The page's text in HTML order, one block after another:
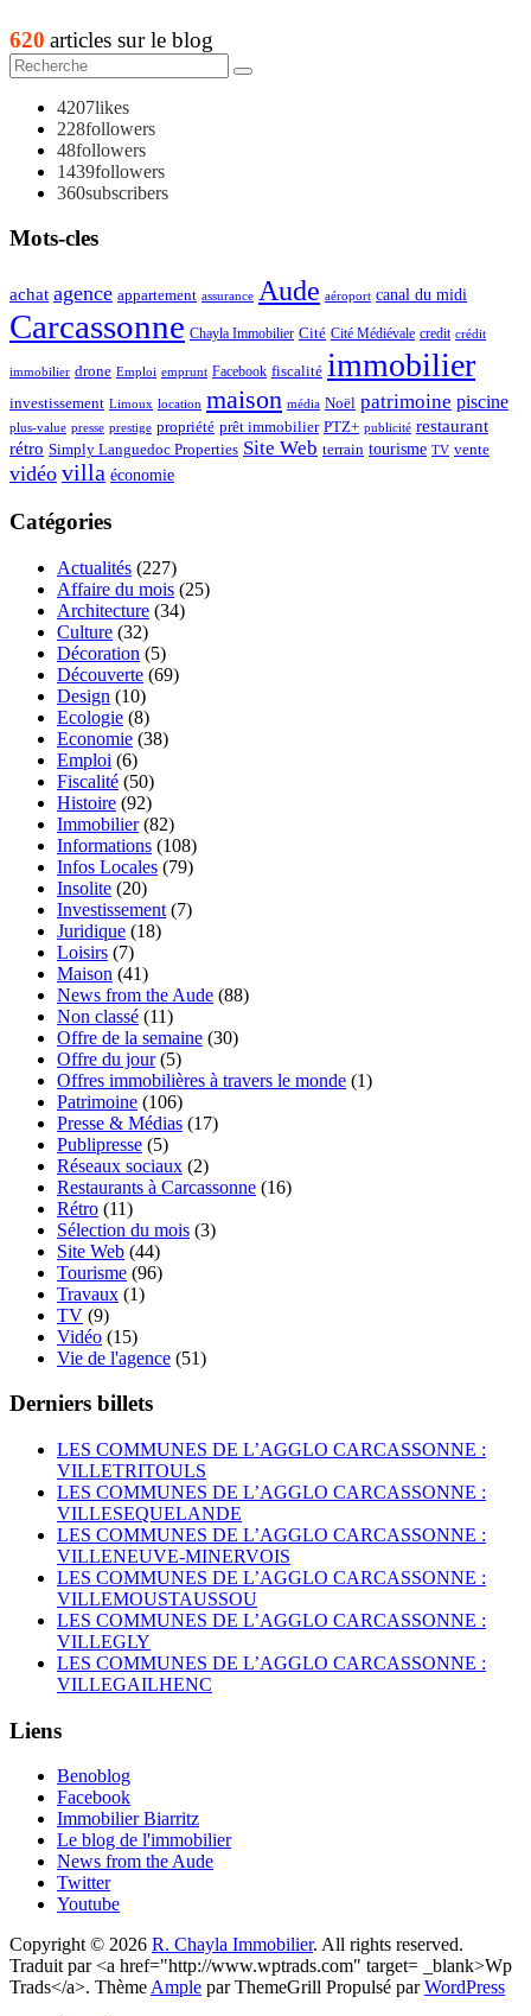
620 articles sur le blog
4207likes
228followers
48followers
1439followers
360subscribers
Mots-cles
achat agence appartement assurance Aude aéroport canal du midi
Carcassonne Chayla Immobilier Cité Cité Médiévale credit crédit
immobilier drone Emploi emprunt Facebook fiscalité immobilier
investissement Limoux location maison média Noël patrimoine piscine
plus-value presse prestige propriété prêt immobilier PTZ+ publicité restaurant
rétro Simply Languedoc Properties Site Web terrain tourisme TV vente
vidéo villa économie
Catégories
Actualités (227)
Affaire du mois (25)
Architecture (34)
Culture (32)
Décoration (5)
Découverte (69)
Design (10)
Ecologie (8)
Economie (38)
Emploi (6)
Fiscalité (50)
Histoire (92)
Immobilier(82)
Informations (108)
Infos Locales (79)
Insolite (20)
Investissement (7)
Juridique (18)
Loisirs (7)
Maison (41)
News from the Aude (88)
Non classé (11)
Offre de la semaine (30)
Offre du jour(5)
Offres immobilières à travers le monde (1)
Patrimoine (106)
Presse & Médias (17)
Publipresse (5)
Réseaux sociaux (2)
Restaurants à Carcassonne (16)
Rétro (11)
Sélection du mois (3)
Site Web (44)
Tourisme (96)
Travaux (1)
TV (9)
Vidéo (15)
Vie de l'agence (51)
Derniers billets
LES COMMUNES DE L’AGGLO CARCASSONNE :
VILLETRITOULS
LES COMMUNES DE L’AGGLO CARCASSONNE :
VILLESEQUELANDE
LES COMMUNES DE L’AGGLO CARCASSONNE :
VILLENEUVE-MINERVOIS
LES COMMUNES DE L’AGGLO CARCASSONNE :
VILLEMOUSTAUSSOU
LES COMMUNES DE L’AGGLO CARCASSONNE :
VILLEGLY
LES COMMUNES DE L’AGGLO CARCASSONNE :
VILLEGAILHENC
Liens
Benoblog
Facebook
Immobilier Biarritz
Le blog de l'immobilier
News from the Aude
Twitter
Youtube
Copyright © 2026 R. Chayla Immobilier. All rights reserved.
Traduit par <a href="http://www.wptrads.com" target= _blank>Wp
Trads</a>. Thème Ample par ThemeGrill Propulsé parWordPress